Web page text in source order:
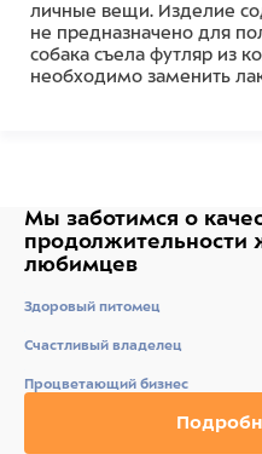
личные вещи. Изделие
не предназначено для
собака съела футляр из
необходимо заменить
Ингредиенты
нога баранья (часть).
Мы заботимся о
продолжительности
любимцев
Здоровый питомец
Счастливый владелец
Процветающий бизнес